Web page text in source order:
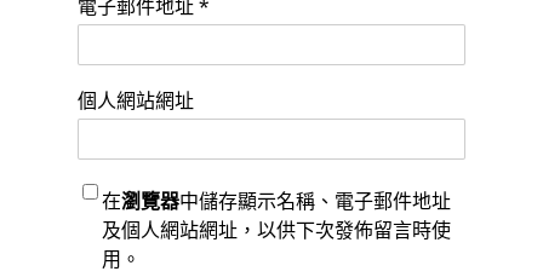
電子郵件地址 *
個人網站網址
在瀏覽器中儲存顯示名稱、電子郵件地址
及個人網站網址，以供下次發佈留言時使
用。